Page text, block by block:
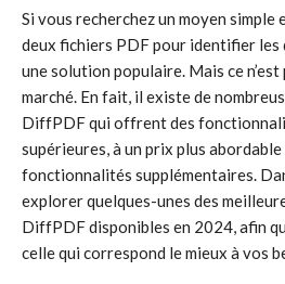
Si vous recherchez un moyen
deux fichiers PDF pour identifier
une solution populaire. Mais ce
marché. En fait, il existe de
DiffPDF qui offrent des
supérieures, à un prix plus abordable
fonctionnalités supplémentaires.
explorer quelques-unes des
DiffPDF disponibles en 2024, afin
celle qui correspond le mieux à vos